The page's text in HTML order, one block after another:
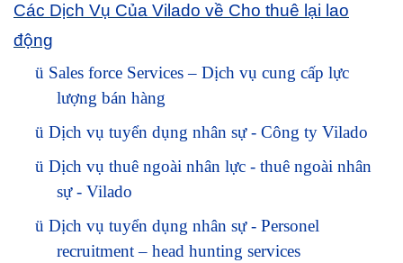
Các Dịch Vụ Của Vilado về Cho thuê lại lao
động
ü Sales force Services – Dịch vụ cung cấp lực
lượng bán hàng
ü Dịch vụ tuyển dụng nhân sự - Công ty Vilado
ü Dịch vụ thuê ngoài nhân lực - thuê ngoài nhân
sự - Vilado
ü Dịch vụ tuyển dụng nhân sự - Personel
recruitment – head hunting services